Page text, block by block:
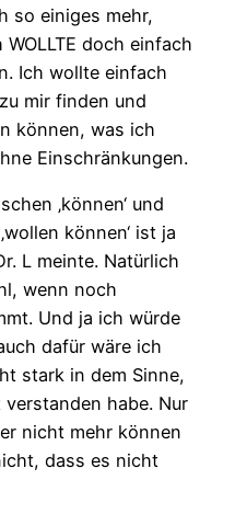
so einiges mehr,
doch einfach
Ich wollte einfach
mir finden und
können, was ich
Einschränkungen.
‚können‘ und
können‘ ist ja
L meinte. Natürlich
wenn noch
Und ja ich würde
dafür wäre ich
stark in dem Sinne,
habe. Nur
nicht mehr können
dass es nicht